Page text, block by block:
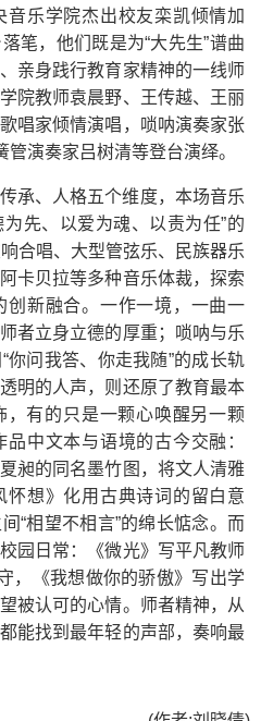
乐学院杰出校友栾凯倾情加
笔，他们既是为“大先生”谱曲
亲身践行教育家精神的一线师
院教师袁晨野、王传越、王丽
唱家倾情演唱，唢呐演奏家张
管演奏家吕树清等登台演绎。
承、人格五个维度，本场音乐
为先、以爱为魂、以责为任”的
合唱、大型管弦乐、民族器乐
卡贝拉等多种音乐体裁，探索
创新融合。一作一境，一曲一
者立身立德的厚重；唢呐与乐
你问我答、你走我随”的成长轨
明的人声，则还原了教育最本
有的只是一颗心唤醒另一颗
中文本与语境的古今交融：
昶的同名墨竹图，将文人清雅
怀想》化用古典诗词的留白意
“相望不相言”的绵长惦念。而
园日常：《微光》写平凡教师
，《我想做你的骄傲》写出学
被认可的心情。师者精神，从
能找到最年轻的声部，奏响最